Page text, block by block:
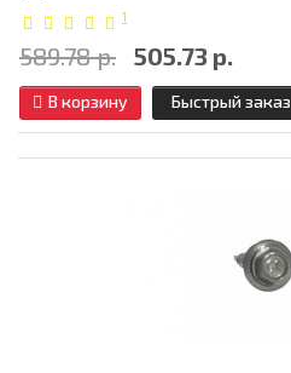
1
589.78 р. 505.73 р.
В корзину Быстрый заказ